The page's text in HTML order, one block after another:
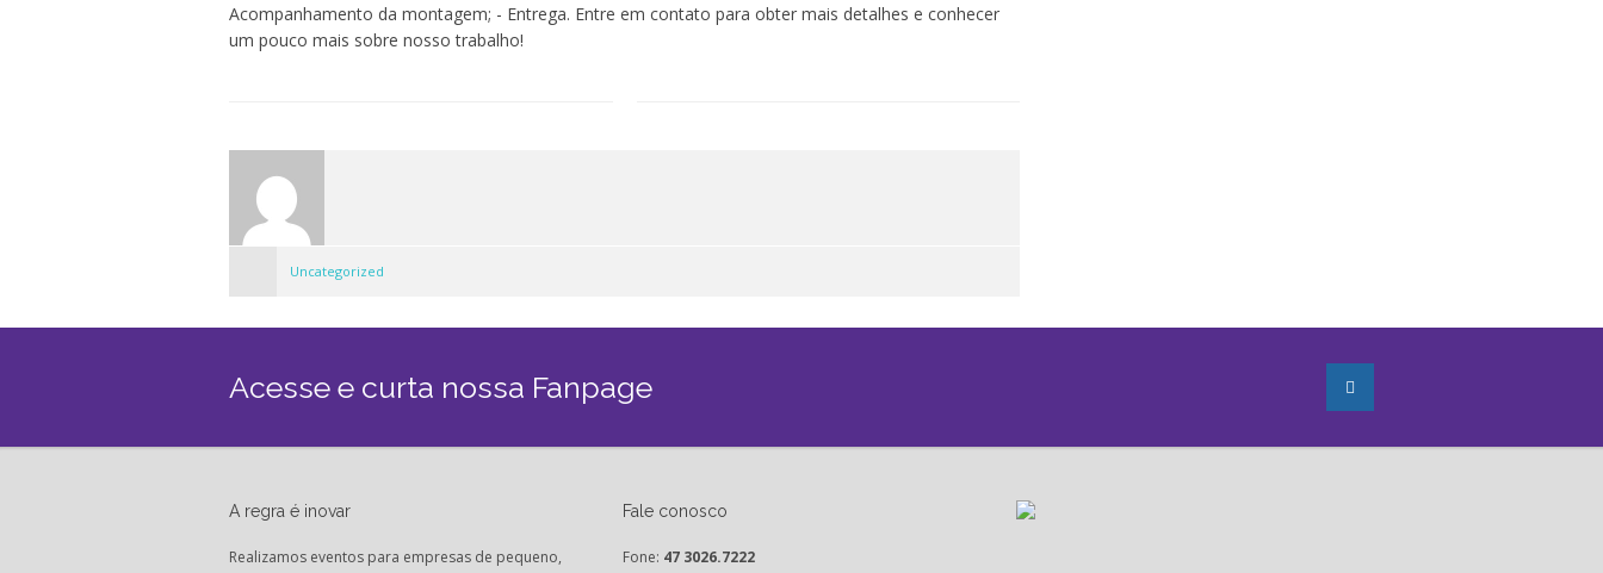
Acompanhamento da montagem; - Entrega. Entre em contato para obter mais detalhes e conhecer
um pouco mais sobre nosso trabalho!
Uncategorized
Acesse e curta nossa Fanpage
A regra é inovar
Realizamos eventos para empresas de pequeno,
Fale conosco
Fone: 47 3026.7222